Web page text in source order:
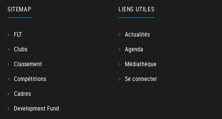
SITEMAP
FLT
Clubs
Classement
Compétitions
Cadres
Development Fund
LIENS UTILES
Actualités
Agenda
Médiathèque
Se connecter